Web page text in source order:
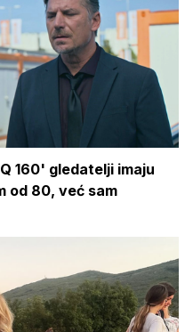
160' gledatelji imaju
od 80, već sam